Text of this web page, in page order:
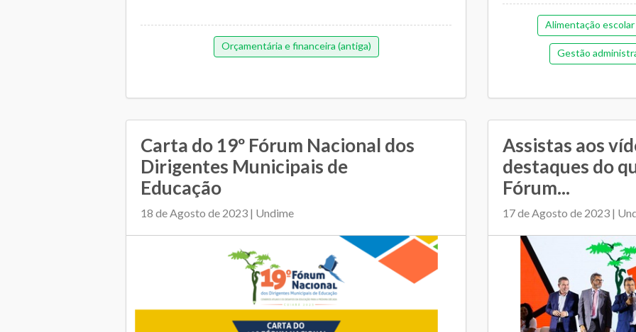
Orçamentária e financeira (antiga)
Alimentação escolar
Gestão
Plano Municipal de
Relacionamento entre
Carta do 19º Fórum Nacional dos
Dirigentes Municipais de
Educação
18 de Agosto de 2023 | Undime
Assistas aos
destaques do
Fórum...
17 de Agosto de 2023 |